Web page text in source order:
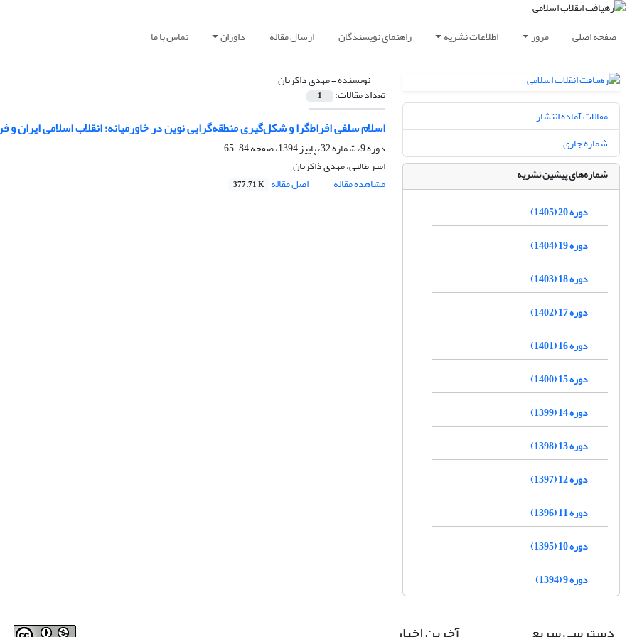
صفحه اصلی مرور اطلاعات نشریه راهنمای نویسندگان ارسال مقاله داوران تماس با ما
نویسنده =مهدی ذاکریان
تعداد مقالات: 1
اسلام سلفی افراط‌گرا و شکل‌گیری منطقه‌گرایی نوین در خاورمیانه؛ انقلاب اسلامی ایران و
دوره 9، شماره 32، پاییز 1394، صفحه
84-65
امیر طالبی، مهدی ذاکریان
مشاهده مقاله
اصل مقاله 377.71 K
مقالات آماده انتشار
شماره جاری
شماره‌های پیشین نشریه
دوره 20 (1405)
دوره 19 (1404)
دوره 18 (1403)
دوره 17 (1402)
دوره 16 (1401)
دوره 15 (1400)
دوره 14 (1399)
دوره 13 (1398)
دوره 12 (1397)
دوره 11 (1396)
دوره 10 (1395)
دوره 9 (1394)